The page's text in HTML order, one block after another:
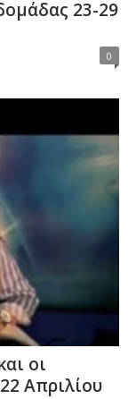
23-29
0
οι
Απριλίου